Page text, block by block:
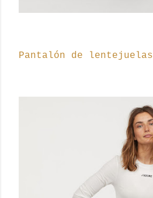
Pantalón de lentejuelas